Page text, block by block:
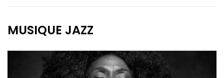
MUSIQUE JAZZ